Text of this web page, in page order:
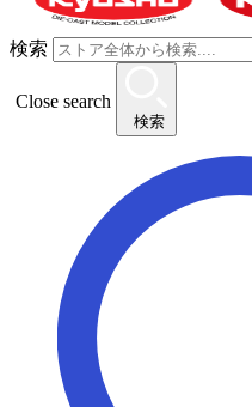
検索
Close search
検索